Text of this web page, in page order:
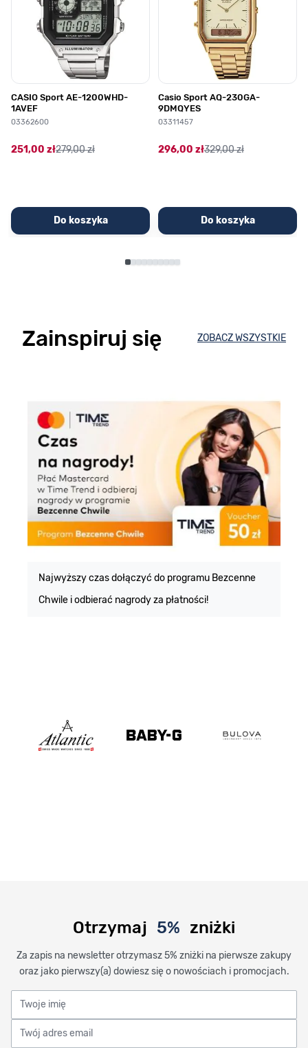
CASIO Sport AE-1200WHD-
1AVEF
03362600
251,00 zł279,00 zł
Do koszyka
Casio Sport AQ-230GA-
9DMQYES
03311457
296,00 zł329,00 zł
Do koszyka
Zainspiruj się ZOBACZ WSZYSTKIE
Najwyższy czas dołączyć do programu Bezcenne
Chwile i odbierać nagrody za płatności!
Otrzymaj 5% zniżki
Za zapis na newsletter otrzymasz 5% zniżki na pierwsze zakupy
oraz jako pierwszy(a) dowiesz się o nowościach i promocjach.
Twoje imię
Twój adres email